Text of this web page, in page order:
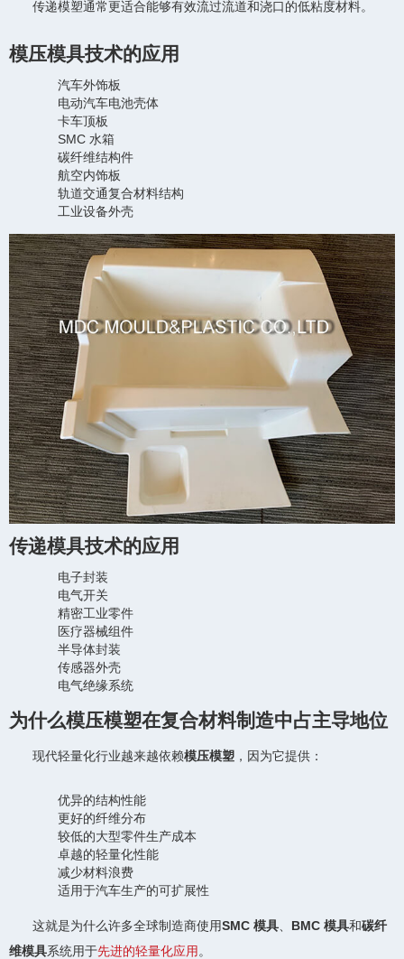
传递模塑通常更适合能够有效流过流道和浇口的低粘度材料。
模压模具技术的应用
汽车外饰板
电动汽车电池壳体
卡车顶板
SMC 水箱
碳纤维结构件
航空内饰板
轨道交通复合材料结构
工业设备外壳
传递模具技术的应用
电子封装
电气开关
精密工业零件
医疗器械组件
半导体封装
传感器外壳
电气绝缘系统
为什么模压模塑在复合材料制造中占主导地位
现代轻量化行业越来越依赖模压模塑 ，因为它提供：
优异的结构性能
更好的纤维分布
较低的大型零件生产成本
卓越的轻量化性能
减少材料浪费
适用于汽车生产的可扩展性
这就是为什么许多全球制造商使用SMC 模具 BMC 模具和碳纤
维模具系统用于先进的轻量化应用。